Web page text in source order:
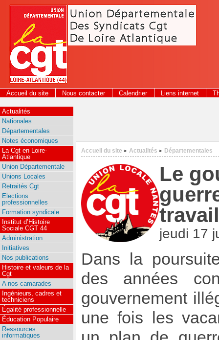
Panneau de gestion des cookies
Accueil du site Nous contacter Calendrier Liens internet
2026
Accueil du site > Actualités > Départementales
Le
travail
jeudi 17
Dans la
des années
gouvernement
une fois les
Actualités
Nationales
Départementales
Notes économiques
La Cgt en Loire-
Atlantique
Union Départementale
Unions Locales
Retraités Cgt
Elections
professionnelles
Formation syndicale
Institut d’Histoire
Sociale CGT 44
Administration
Initiatives
Nos publications
Histoire et valeurs de la
Cgt
A nos camarades
Ingénieurs, cadres et
techniciens
Égalité professionnelle
Éducation Populaire
Ressources
informatiques